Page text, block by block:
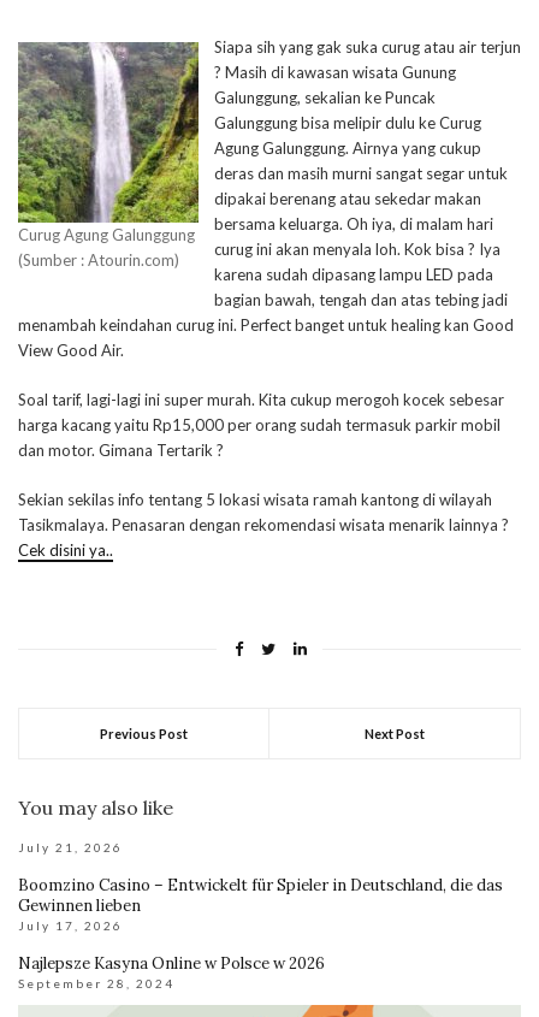
Curug Agung Galunggung
(Sumber : Atourin.com)
Siapa sih yang gak suka curug atau air terjun
? Masih di kawasan wisata Gunung
Galunggung, sekalian ke Puncak
Galunggung bisa melipir dulu ke Curug
Agung Galunggung. Airnya yang cukup
deras dan masih murni sangat segar untuk
dipakai berenang atau sekedar makan
bersama keluarga. Oh iya, di malam hari
curug ini akan menyala loh. Kok bisa ? Iya
karena sudah dipasang lampu LED pada
bagian bawah, tengah dan atas tebing jadi
menambah keindahan curug ini. Perfect banget untuk healing kan Good
View Good Air.
Soal tarif, lagi-lagi ini super murah. Kita cukup merogoh kocek sebesar
harga kacang yaitu Rp15,000 per orang sudah termasuk parkir mobil
dan motor. Gimana Tertarik ?
Sekian sekilas info tentang 5 lokasi wisata ramah kantong di wilayah
Tasikmalaya. Penasaran dengan rekomendasi wisata menarik lainnya ?
Cek disini ya..
Previous Post Next Post
You may also like
July 21, 2026
Boomzino Casino – Entwickelt für Spieler in Deutschland, die das
Gewinnen lieben
July 17, 2026
Najlepsze Kasyna Online w Polsce w 2026
September 28, 2024